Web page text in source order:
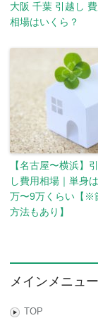
大阪 千葉 引越し 費
相場はいくら？
【名古屋〜横浜】
し費用相場｜単身
万〜9万くらい【※
方法もあり】
メインメニュー
TOP